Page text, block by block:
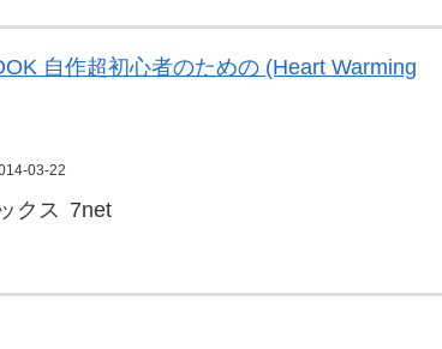
自作超初心者のための (Heart Warming
03-22
クス 7net